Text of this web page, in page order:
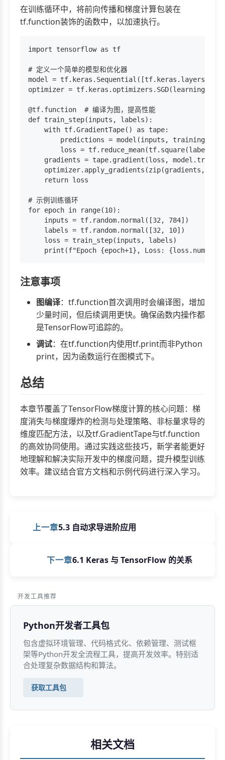
在训练循环中，将前向传播和梯度计算包装在
tf.function装饰的函数中，以加速执行。
import tensorflow as tf
# 定义一个简单的模型和优化器
model =
optimizer =
@tf.function  # 编译为图，提高性能
def train_step(inputs, labels):
    with tf.GradientTape() as tape:
predictions = model(inputs,
loss = tf.reduce_mean(tf.square(labels -
gradients = tape.gradient(loss,
optimizer.apply_gradients(zip(gradients,
    return loss
# 示例训练循环
for epoch in range(10):
    inputs = tf.random.normal([32, 784])
    labels = tf.random.normal([32, 10])
    loss = train_step(inputs, labels)
注意事项
图编译：tf.function首次调用时会编译图，增加
少量时间，但后续调用更快。确保函数内操作都
是TensorFlow可追踪的。
调试：在tf.function内使用tf.print而非Python
print，因为函数运行在图模式下。
总结
本章节覆盖了TensorFlow梯度计算的核心问题：梯
度消失与梯度爆炸的检测与处理策略、非标量求导的
维度匹配方法，以及tf.GradientTape与tf.function
的高效协同使用。通过实践这些技巧，新学者能更好
地理解和解决实际开发中的梯度问题，提升模型训练
效率。建议结合官方文档和示例代码进行深入学习。
上一章5.3 自动求导进阶应用
下一章6.1 Keras 与 TensorFlow 的关系
开发工具推荐
Python开发者工具包
包含虚拟环境管理、代码格式化、依赖管理、测试框
架等Python开发全流程工具，提高开发效率。特别适
合处理复杂数据结构和算法。
获取工具包
相关文档